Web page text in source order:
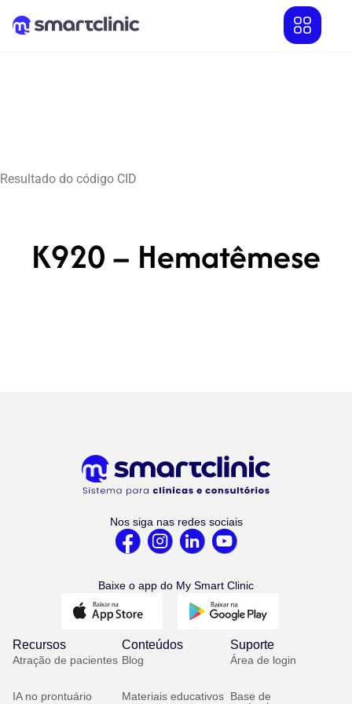
Resultado do código CID
K920 – Hematêmese
Nos siga nas redes sociais
Baixe o app do My Smart Clinic
Recursos
Atração de pacientes
IA no prontuário
Conteúdos
Blog
Materiais educativos
Suporte
Área de login
Base de